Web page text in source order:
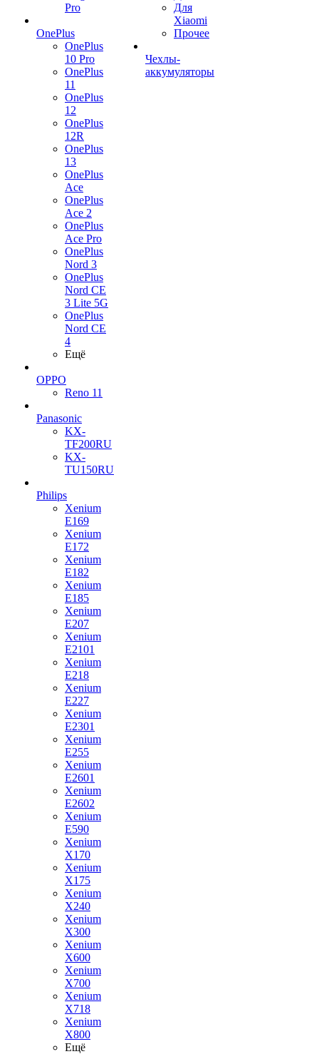
Pro
OnePlus
OnePlus
10 Pro
OnePlus
11
OnePlus
12
OnePlus
12R
OnePlus
13
OnePlus
Ace
OnePlus
Ace 2
OnePlus
Ace Pro
OnePlus
Nord 3
OnePlus
Nord CE
3 Lite 5G
OnePlus
Nord CE
4
Ещё
OPPO
Reno 11
Panasonic
KX-
TF200RU
KX-
TU150RU
Philips
Xenium
E169
Xenium
E172
Xenium
E182
Xenium
E185
Xenium
E207
Xenium
E2101
Xenium
E218
Xenium
E227
Xenium
E2301
Xenium
E255
Xenium
E2601
Xenium
E2602
Xenium
E590
Xenium
X170
Xenium
X175
Xenium
X240
Xenium
X300
Xenium
X600
Xenium
X700
Xenium
X718
Xenium
X800
Ещё
Для
Xiaomi
Прочее
Чехлы-
аккумуляторы